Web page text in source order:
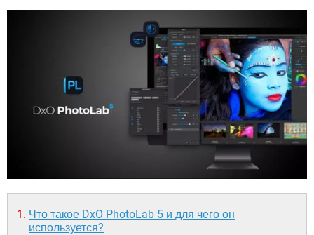
Что такое DxO PhotoLab 5 и для чего он
используется?